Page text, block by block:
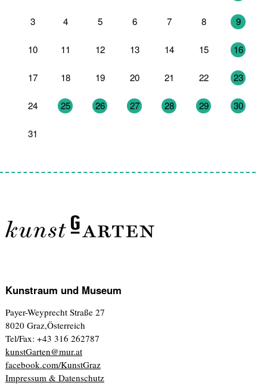
3 4 5 6 7 8 9
10 11 12 13 14 15 16
17 18 19 20 21 22 23
24 25 26 27 28 29 30
31
Kunstraum und Museum
Payer-Weyprecht Straße 27
8020 Graz,Österreich
Tel/Fax: +43 316 262787
kunstGarten@mur.at
facebook.com/KunstGraz
Impressum & Datenschutz